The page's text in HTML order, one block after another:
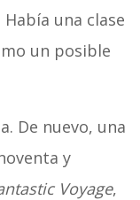
una clase
un posible
De nuevo, una
y
Voyage,